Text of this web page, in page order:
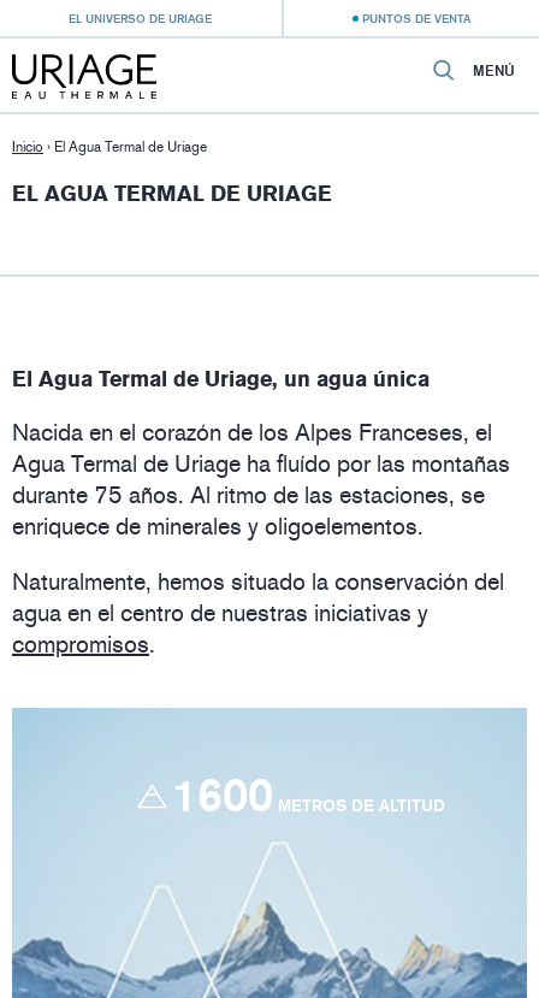
EL UNIVERSO DE URIAGE PUNTOS DE VENTA
MENÚ
Inicio › El Agua Termal de Uriage
EL AGUA TERMAL DE URIAGE
El Agua Termal de Uriage, un agua única
Nacida en el corazón de los Alpes Franceses, el
Agua Termal de Uriage ha fluído por las montañas
durante 75 años. Al ritmo de las estaciones, se
enriquece de minerales y oligoelementos.
Naturalmente, hemos situado la conservación del
agua en el centro de nuestras iniciativas y
compromisos.
1600 METROS DE ALTITUD